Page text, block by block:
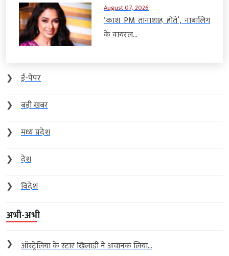
August 07, 2026
‘काश PM तानाशाह होते’, नाबालिग
के वायरल...
❯
ई-पेपर
❯
बड़ी खबर
❯
मध्य प्रदेश
❯
देश
❯
विदेश
अभी-अभी
❯ ऑस्ट्रेलिया के स्टार खिलाड़ी ने अचानक लिया...